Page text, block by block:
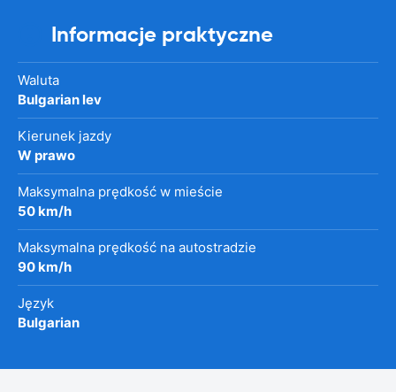
Informacje praktyczne
Waluta
Bulgarian lev
Kierunek jazdy
W prawo
Maksymalna prędkość w mieście
50 km/h
Maksymalna prędkość na autostradzie
90 km/h
Język
Bulgarian